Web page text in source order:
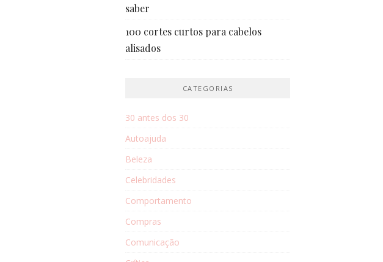
saber
100 cortes curtos para cabelos
alisados
CATEGORIAS
30 antes dos 30
Autoajuda
Beleza
Celebridades
Comportamento
Compras
Comunicação